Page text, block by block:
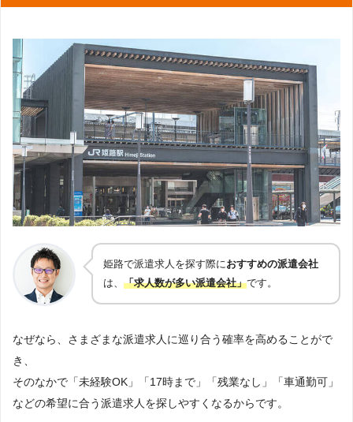
姫路で派遣求人を探す際におすすめの派遣会社
は、 「求人数が多い派遣会社」です。
なぜなら、さまざまな派遣求人に巡り合う確率を高めることがで
き、
そのなかで「未経験OK」「17時まで」「残業なし」「車通勤可」
などの希望に合う派遣求人を探しやすくなるからです。